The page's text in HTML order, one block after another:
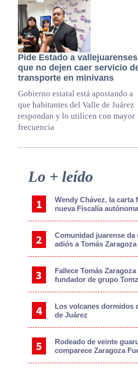
Pide Estado a vallejuarenses
que no dejen caer servicio
transporte en minivans
Gobierno estatal está apostando a
que habitantes del Valle de Juárez
respondan y lo utilicen con mayor
frecuencia
Primary
Lo + leído
Wendy Chávez, la carta
nueva Fiscalía
Comunidad juarense da
adiós a Tomás Zaragoza
Fallece Tomás
fundador de grupo
Los volcanes dormidos
de Juárez
Rodeado de veinte
comparece Zaragoza